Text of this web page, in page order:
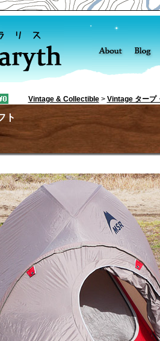
Vintage & Collectible> Vintage タープ
ト